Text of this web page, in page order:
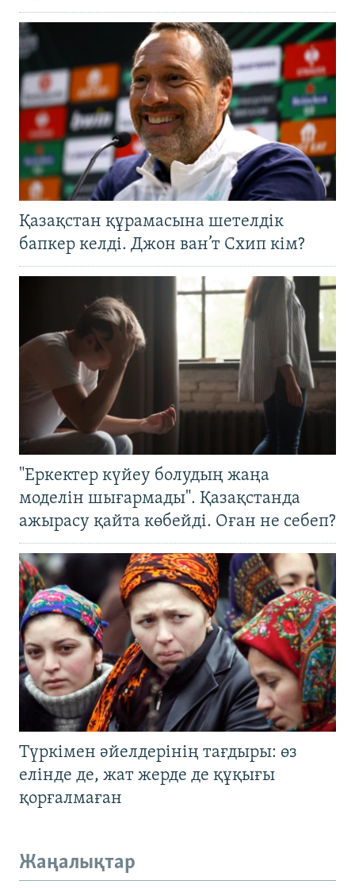
Қазақстан құрамасына шетелдік
бапкер келді. Джон ван’т Схип кім?
"Еркектер күйеу болудың жаңа
моделін шығармады". Қазақстанда
ажырасу қайта көбейді. Оған не себеп?
Түркімен әйелдерінің тағдыры: өз
елінде де, жат жерде де құқығы
қорғалмаған
Жаңалықтар